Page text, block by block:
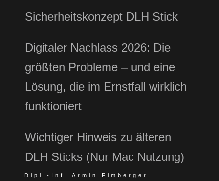
Sicherheitskonzept DLH Stick
Digitaler Nachlass 2026: Die
größten Probleme – und eine
Lösung, die im Ernstfall wirklich
funktioniert
Wichtiger Hinweis zu älteren
DLH Sticks (Nur Mac Nutzung)
Dipl.-Inf. Armin Fimberger